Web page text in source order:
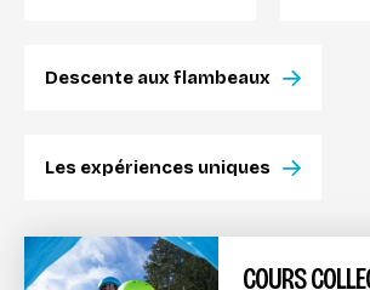
Descente aux flambeaux
Les expériences uniques
COURS